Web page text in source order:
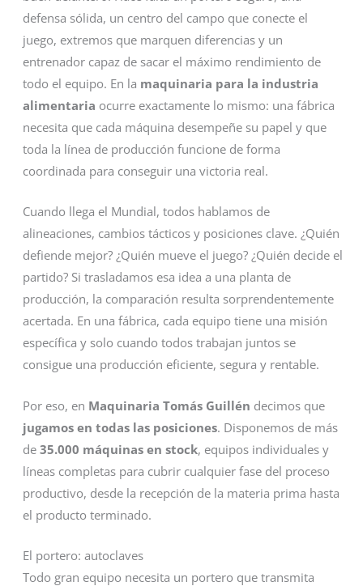
defensa sólida, un centro del campo que conecte el
juego, extremos que marquen diferencias y un
entrenador capaz de sacar el máximo rendimiento de
todo el equipo. En la maquinaria para la industria
alimentaria ocurre exactamente lo mismo: una fábrica
necesita que cada máquina desempeñe su papel y que
toda la línea de producción funcione de forma
coordinada para conseguir una victoria real.
Cuando llega el Mundial, todos hablamos de
alineaciones, cambios tácticos y posiciones clave. ¿Quién
defiende mejor? ¿Quién mueve el juego? ¿Quién decide el
partido? Si trasladamos esa idea a una planta de
producción, la comparación resulta sorprendentemente
acertada. En una fábrica, cada equipo tiene una misión
específica y solo cuando todos trabajan juntos se
consigue una producción eficiente, segura y rentable.
Por eso, en Maquinaria Tomás Guillén decimos que
jugamos en todas las posiciones. Disponemos de más
de 35.000 máquinas en stock, equipos individuales y
líneas completas para cubrir cualquier fase del proceso
productivo, desde la recepción de la materia prima hasta
el producto terminado.
El portero: autoclaves
Todo gran equipo necesita un portero que transmita